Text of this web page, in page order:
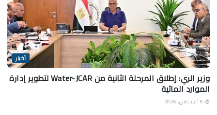
أخبار
وزير الري: إطلاق المرحلة الثانية من Water-JCAR لتطوير إدارة
الموارد المائية